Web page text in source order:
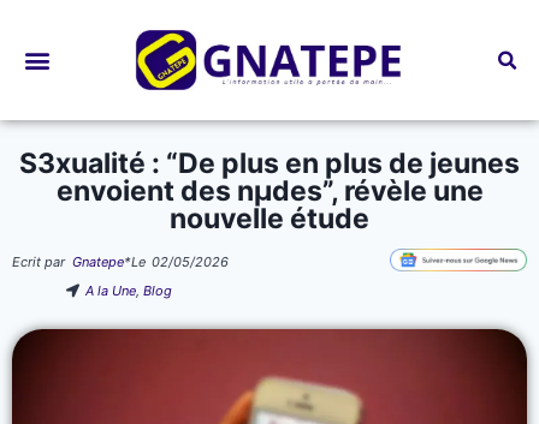
S3xualité : “De plus en plus de jeunes
envoient des nµdes”, révèle une
nouvelle étude
Ecrit par Gnatepe*Le 02/05/2026
A la Une,Blog